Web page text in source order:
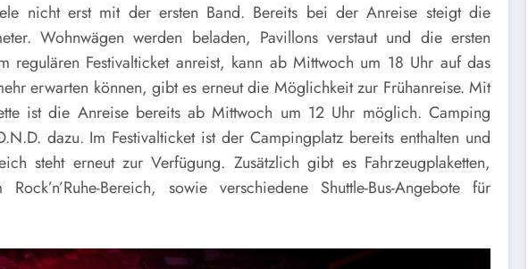
nicht erst mit der ersten Band. Bereits bei der Anreise steigt die
Wohnwägen werden beladen, Pavillons verstaut und die ersten
regulären Festivalticket anreist, kann ab Mittwoch um 18 Uhr auf das
erwarten können, gibt es erneut die Möglichkeit zur Frühanreise. Mit
ist die Anreise bereits ab Mittwoch um 12 Uhr möglich. Camping
dazu. Im Festivalticket ist der Campingplatz bereits enthalten und
steht erneut zur Verfügung. Zusätzlich gibt es Fahrzeugplaketten,
Bereich, sowie verschiedene Shuttle-Bus-Angebote für